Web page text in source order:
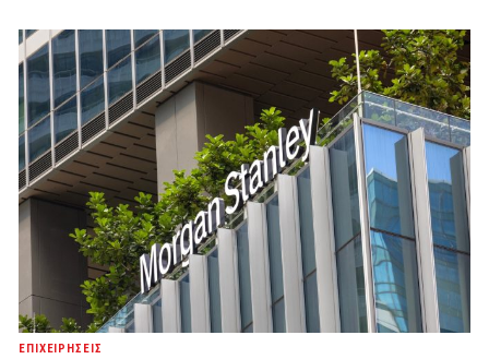
ΕΠΙΧΕΙΡΗΣΕΙΣ